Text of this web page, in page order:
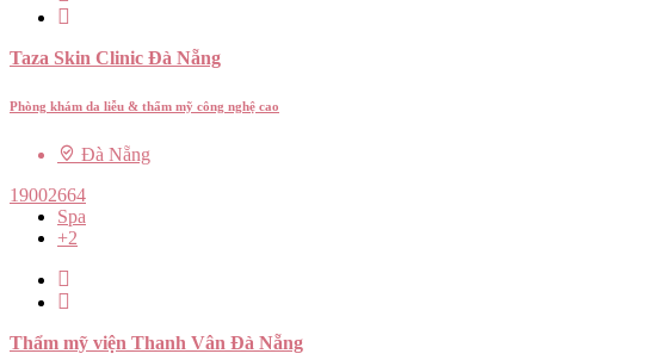
Taza Skin Clinic Đà Nẵng
Phòng khám da liễu & thẩm mỹ công nghệ cao
Đà Nẵng
19002664
Spa
+2
Thẩm mỹ viện Thanh Vân Đà Nẵng